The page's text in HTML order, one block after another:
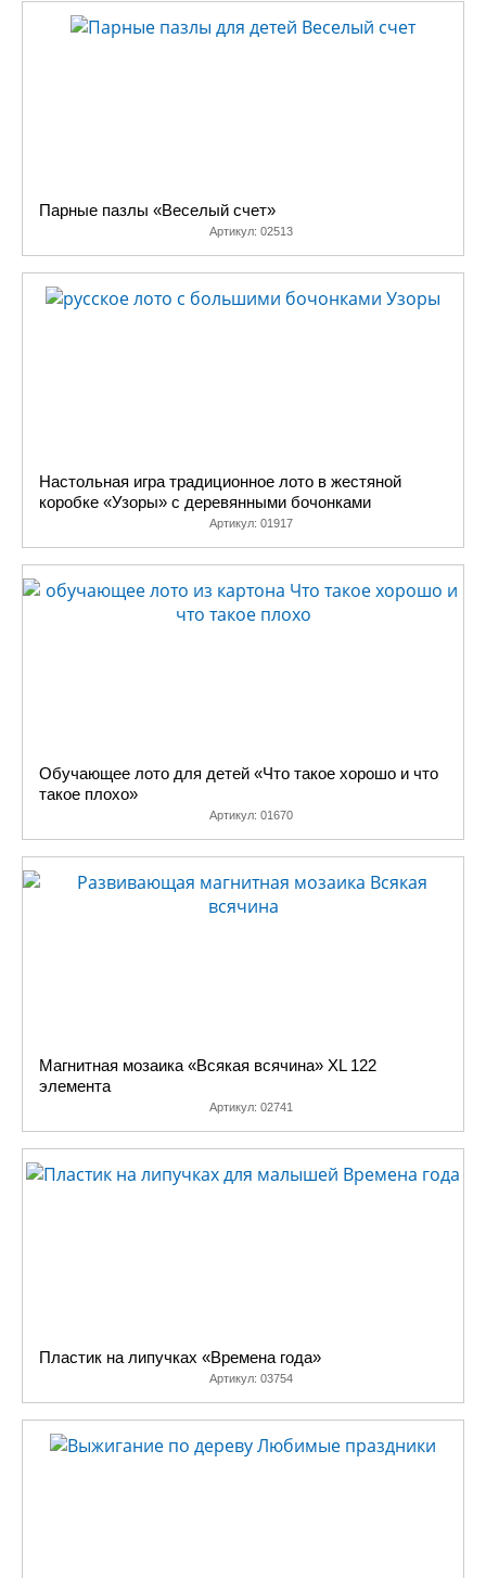
Парные пазлы «Веселый счет»
Артикул: 02513
Настольная игра традиционное лото в жестяной
коробке «Узоры» с деревянными бочонками
Артикул: 01917
Обучающее лото для детей «Что такое хорошо и что
такое плохо»
Артикул: 01670
Магнитная мозаика «Всякая всячина» XL 122
элемента
Артикул: 02741
Пластик на липучках «Времена года»
Артикул: 03754